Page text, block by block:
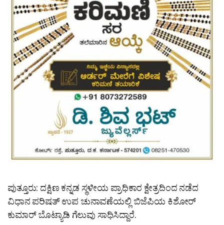
ಪುತ್ತೂರು: ದಕ್ಷಿಣ ಕನ್ನಡ ಸ್ಥಳೀಯ ಪ್ರಾಧಿಕಾರ ಕ್ಷೇತ್ರದಿಂದ ನಡೆದ
ವಿಧಾನ ಪರಿಷತ್‌ ಉಪ ಚುನಾವಣೆಯಲ್ಲಿ ಬಿಜೆಪಿಯ ಕಿಶೋರ್
ಕುಮಾರ್ ಬೊಟ್ಯಾಡಿ ಗೆಲುವು ಸಾಧಿಸಿದ್ದಾರೆ.